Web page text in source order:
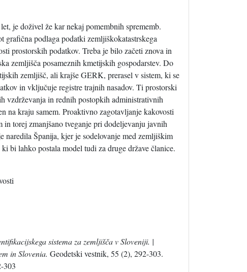
je doživel že kar nekaj pomembnih sprememb.
podlaga podatki zemljiškokatastrskega
prostorskih podatkov. Treba je bilo začeti znova in
zemljišča posameznih kmetijskih gospodarstev. Do
zemljišč, ali krajše GERK, prerasel v sistem, ki se
in vključuje registre trajnih nasadov. Ti prostorski
vzdrževanja in rednih postopkih administrativnih
na kraju samem. Proaktivno zagotavljanje kakovosti
torej zmanjšano tveganje pri dodeljevanju javnih
naredila Španija, kjer je sodelovanje med zemljiškim
bi lahko postala model tudi za druge države članice.
sistema za zemljišča v Sloveniji. |
in Slovenia. Geodetski vestnik, 55 (2), 292-303.
303